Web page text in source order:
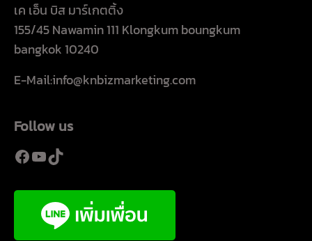
เค เอ็น บิส มาร์เกตติ้ง
155/45 Nawamin 111 Klongkum boungkum
bangkok 10240
E-Mail:info@knbizmarketing.com
Follow us
Facebook
YouTube
TikTok